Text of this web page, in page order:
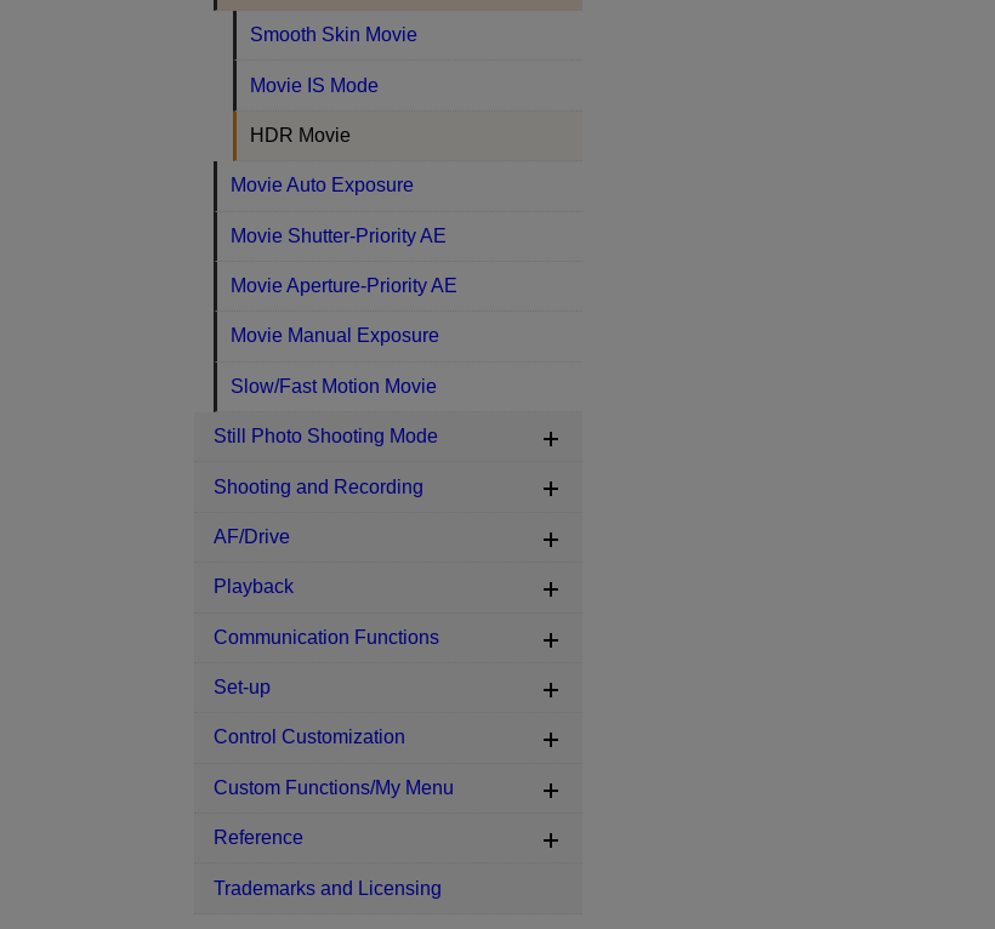
Smooth Skin Movie
Movie IS Mode
HDR Movie
Movie Auto Exposure
Movie Shutter-Priority AE
Movie Aperture-Priority AE
Movie Manual Exposure
Slow/Fast Motion Movie
Still Photo Shooting Mode
Shooting and Recording
AF/Drive
Playback
Communication Functions
Set-up
Control Customization
Custom Functions/My Menu
Reference
Trademarks and Licensing